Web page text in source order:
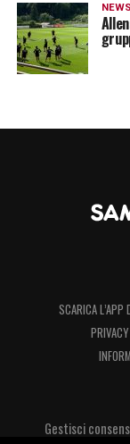
NEWS
SCARICA
Gestisci